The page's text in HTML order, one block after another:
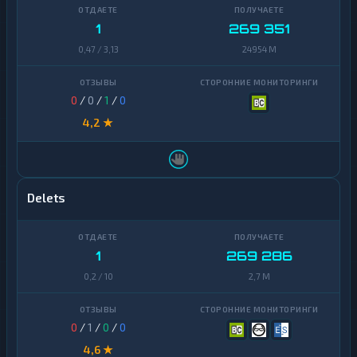
1
0,47 / 3,13
269 351
24954 M
0 / 0 /1 /0
4,2 ★
Delets
1
0,2 / 10
269 286
2,7 M
0 /1 /0 /0
4,6 ★